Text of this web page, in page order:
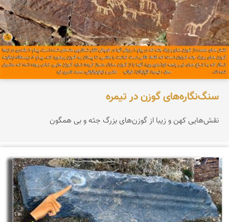
سنگ‌نگاره‌های گوزن در تیمره
نقش‌هایی کهن و زیبا از گوزن‌های بزرگ جثه و بی همگون
محمد ناصری فرد